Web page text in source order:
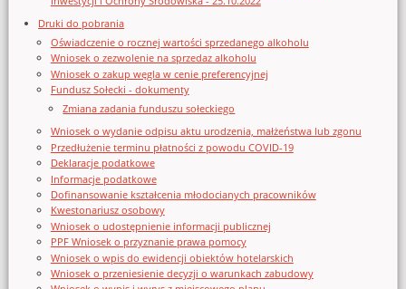
Druki do pobrania
Oświadczenie o rocznej wartości sprzedanego alkoholu
Wniosek o zezwolenie na sprzedaz alkoholu
Wniosek o zakup węgla w cenie preferencyjnej
Fundusz Sołecki - dokumenty
Zmiana zadania funduszu sołeckiego
Wniosek o wydanie odpisu aktu urodzenia, małżeństwa lub zgonu
Przedłużenie terminu płatności z powodu COVID-19
Deklaracje podatkowe
Informacje podatkowe
Dofinansowanie kształcenia młodocianych pracowników
Kwestonariusz osobowy
Wniosek o udostępnienie informacji publicznej
PPF Wniosek o przyznanie prawa pomocy
Wniosek o wpis do ewidencji obiektów hotelarskich
Wniosek o przeniesienie decyzji o warunkach zabudowy